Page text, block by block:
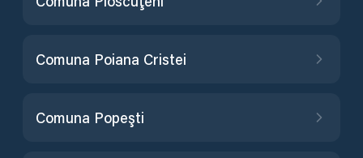
Comuna Poiana Cristei
Comuna Popeşti